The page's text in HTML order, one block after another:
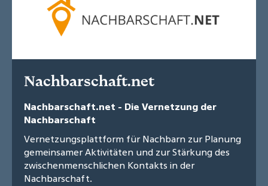
Nachbarschaft.net
Nachbarschaft.net - Die Vernetzung der
Nachbarschaft
Vernetzungsplattform für Nachbarn zur Planung
gemeinsamer Aktivitäten und zur Stärkung des
zwischenmenschlichen Kontakts in der
Nachbarschaft.